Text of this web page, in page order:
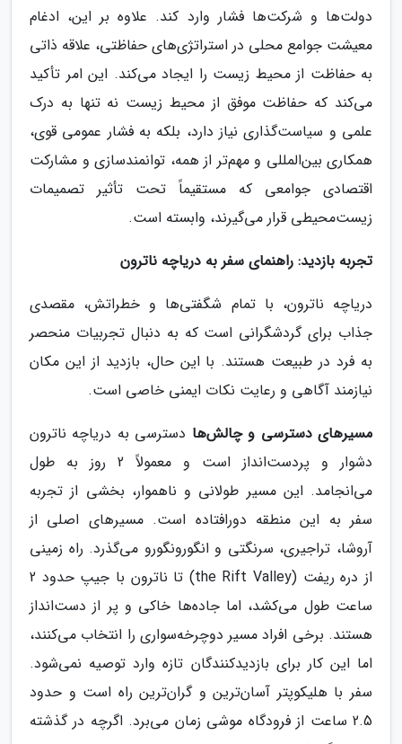
دولت‌ها و شرکت‌ها فشار وارد کند. علاوه بر این، ادغام
معیشت جوامع محلی در استراتژی‌های حفاظتی، علاقه ذاتی
به حفاظت از محیط زیست را ایجاد می‌کند. این امر تأکید
می‌کند که حفاظت موفق از محیط زیست نه تنها به درک
علمی و سیاست‌گذاری نیاز دارد، بلکه به فشار عمومی قوی،
همکاری بین‌المللی و مهم‌تر از همه، توانمندسازی و مشارکت
اقتصادی جوامعی که مستقیماً تحت تأثیر تصمیمات
زیست‌محیطی قرار می‌گیرند، وابسته است.
تجربه بازدید: راهنمای سفر به دریاچه ناترون
دریاچه ناترون، با تمام شگفتی‌ها و خطراتش، مقصدی
جذاب برای گردشگرانی است که به دنبال تجربیات منحصر
به فرد در طبیعت هستند. با این حال، بازدید از این مکان
نیازمند آگاهی و رعایت نکات ایمنی خاصی است.
مسیرهای دسترسی و چالش‌ها دسترسی به دریاچه ناترون
دشوار و پردست‌انداز است و معمولاً 2 روز به طول
می‌انجامد. این مسیر طولانی و ناهموار، بخشی از تجربه
سفر به این منطقه دورافتاده است. مسیرهای اصلی از
آروشا، تراجیری، سرنگتی و انگورونگورو می‌گذرد. راه زمینی
از دره ریفت (the Rift Valley) تا ناترون با جیپ حدود 2
ساعت طول می‌کشد، اما جاده‌ها خاکی و پر از دست‌انداز
هستند. برخی افراد مسیر دوچرخه‌سواری را انتخاب می‌کنند،
اما این کار برای بازدیدکنندگان تازه وارد توصیه نمی‌شود.
سفر با هلیکوپتر آسان‌ترین و گران‌ترین راه است و حدود
2.5 ساعت از فرودگاه موشی زمان می‌برد. اگرچه در گذشته